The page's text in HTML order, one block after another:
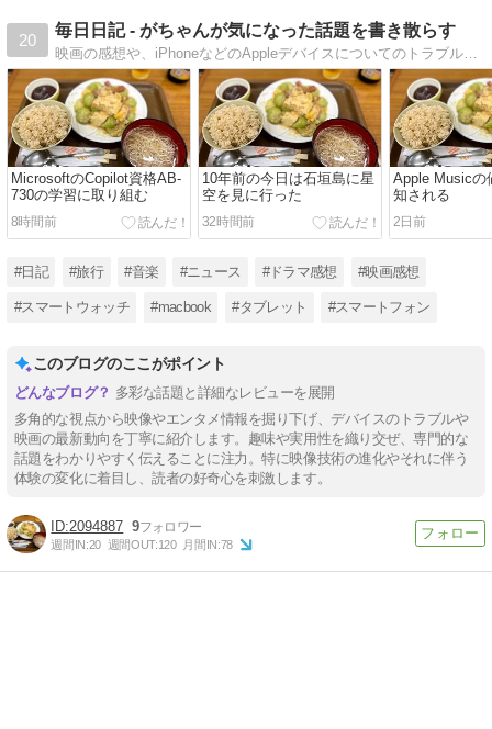
20
毎日日記 - がちゃんが気になった話題を書き散らす
映画の感想や、iPhoneなどのAppleデバイスについてのトラブル解決、旅行に行った際のライブ書き込み、音楽のライブの感想、その他気になるニュースについての感想など、気になった話題を書き散らしています。
MicrosoftのCopilot資格AB-
730の学習に取り組む
8時間前
10年前の今日は石垣島に星
空を見に行った
32時間前
Apple Musicの
知される
2日前
#日記 #旅行 #音楽 #ニュース #ドラマ感想 #映画感想
#スマートウォッチ #macbook #タブレット #スマートフォン
このブログのここがポイント
多彩な話題と詳細なレビューを展開
多角的な視点から映像やエンタメ情報を掘り下げ、デバイスのトラブルや
映画の最新動向を丁寧に紹介します。趣味や実用性を織り交ぜ、専門的な
話題をわかりやすく伝えることに注力。特に映像技術の進化やそれに伴う
体験の変化に着目し、読者の好奇心を刺激します。
2094887 9
週間IN:20 週間OUT:120 月間IN:78